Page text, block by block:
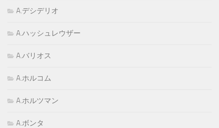
A.デシデリオ
A.ハッシュレウザー
A.バリオス
A.ホルコム
A.ホルツマン
A.ボンタ